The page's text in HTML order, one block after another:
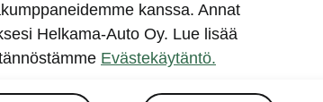
kanssa. Annat
Helkama-Auto Oy. Lue lisää
Evästekäytäntö.